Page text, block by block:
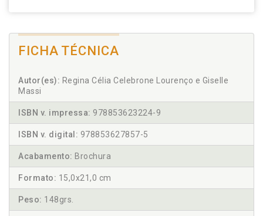
FICHA TÉCNICA
Autor(es): Regina Célia Celebrone Lourenço e Giselle
Massi
ISBN v. impressa: 978853623224-9
ISBN v. digital: 978853627857-5
Acabamento: Brochura
Formato: 15,0x21,0 cm
Peso: 148grs.